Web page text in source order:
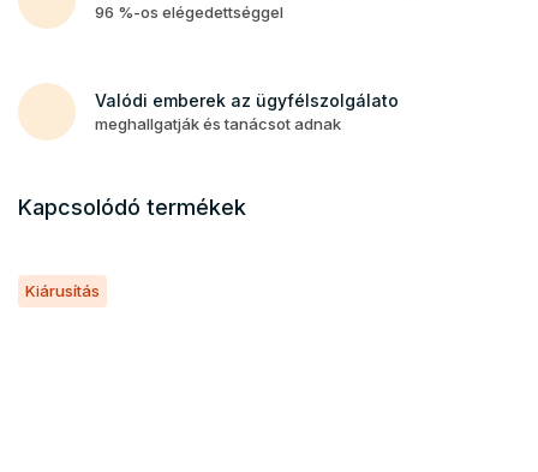
96 %-os elégedettséggel
Valódi emberek az ügyfélszolgálato
meghallgatják és tanácsot adnak
Kapcsolódó termékek
Kiárusítás